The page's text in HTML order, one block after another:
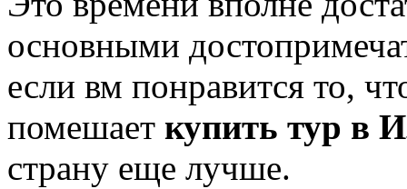
основными
если вм понравится то,
помешает купить тур в
страну еще лучше.